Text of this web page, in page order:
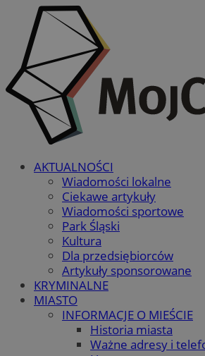
AKTUALNOŚCI
Wiadomości lokalne
Ciekawe artykuły
Wiadomości sportowe
Park Śląski
Kultura
Dla przedsiębiorców
Artykuły sponsorowane
KRYMINALNE
MIASTO
INFORMACJE O MIEŚCIE
Historia miasta
Ważne adresy i